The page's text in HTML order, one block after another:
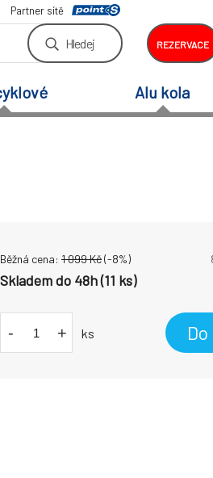
Partner sítě
Hledej REZERVACE
Alu kola
Běžná cena: 1 099Kč(-8%)
Skladem do 48h (11 ks)
- + ks